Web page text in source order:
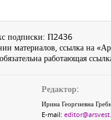
подписки: П2436
материалов, ссылка на
работающая
Редактор:
Ирина Георгиевна
E-mail: